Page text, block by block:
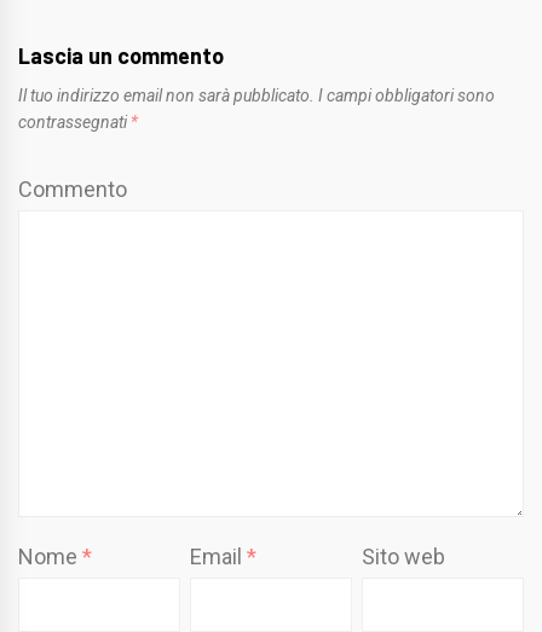
Lascia un commento
Il tuo indirizzo email non sarà pubblicato. I campi obbligatori sono
contrassegnati *
Commento
Nome * Email* Sito web